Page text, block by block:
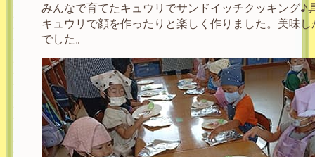
みんなで育てたキュウリでサンドイッチクッキング♪
キュウリで顔を作ったりと楽しく作りました。美味
でした。